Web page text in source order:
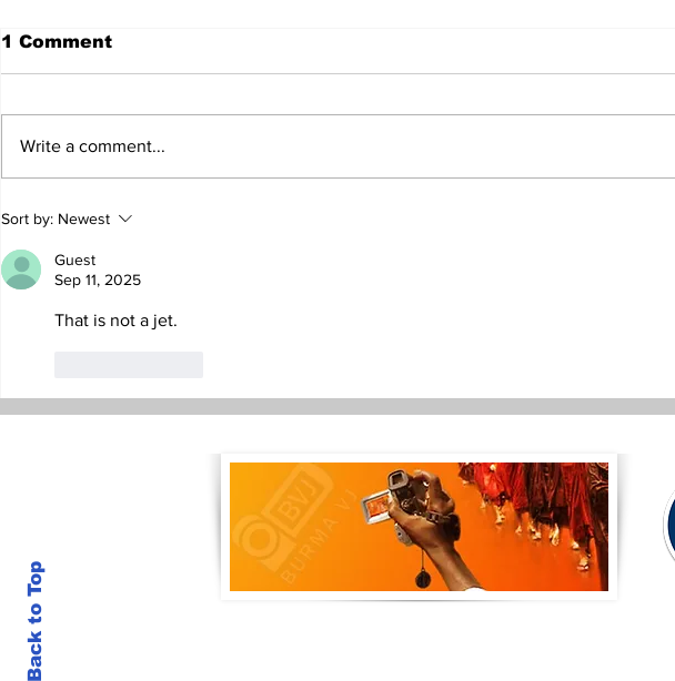
ထိုင်းကျောင်းကိုပစ်ခတ်ခဲ့သူ
သေနတ်သမားကျောင်းသားရဲ့
1 Comment
Write a comment...
Sort by: Newest
Guest
Sep 11, 2025
That is not a jet.
Back to Top